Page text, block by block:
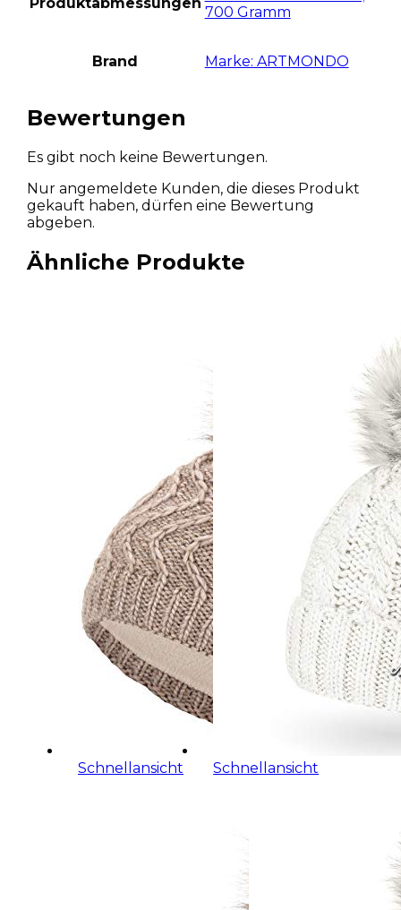
700 Gramm
Brand Marke: ARTMONDO
Bewertungen
Es gibt noch keine Bewertungen.
Nur angemeldete Kunden, die dieses Produkt
gekauft haben, dürfen eine Bewertung
abgeben.
Ähnliche Produkte
Schnellansicht Schnellansicht